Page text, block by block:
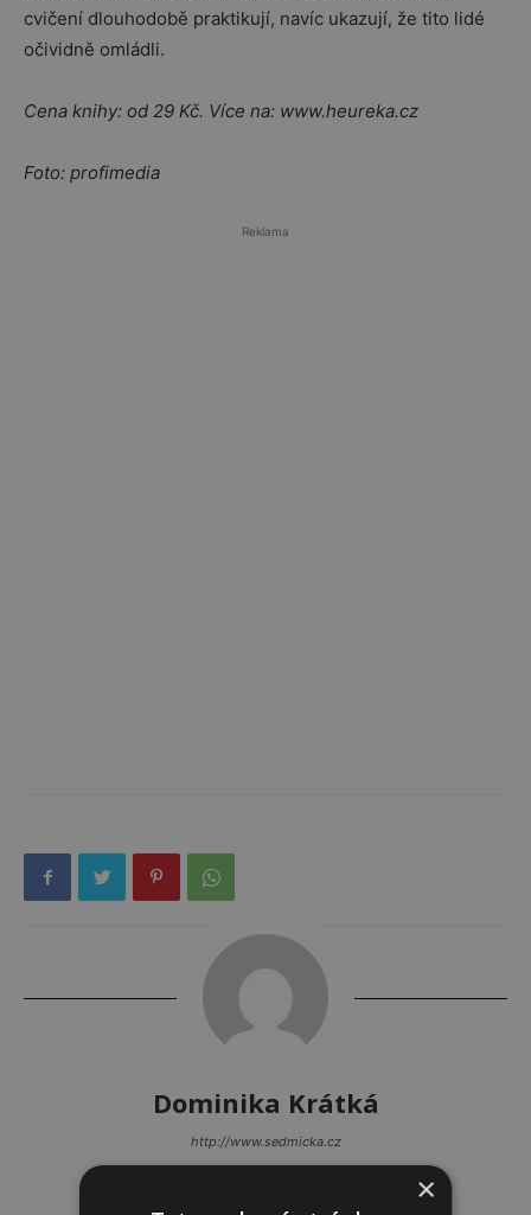
cvičení dlouhodobě praktikují, navíc ukazují, že tito lidé
očividně omládli.
Cena knihy: od 29 Kč. Více na: www.heureka.cz
Foto: profimedia
Reklama
Dominika Krátká
http://www.sedmicka.cz
×